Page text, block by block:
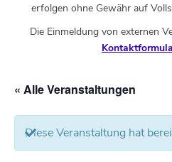
erfolgen ohne Gewähr auf
Die Einmeldung von externen
« Alle Veranstaltungen
Diese Veranstaltung hat